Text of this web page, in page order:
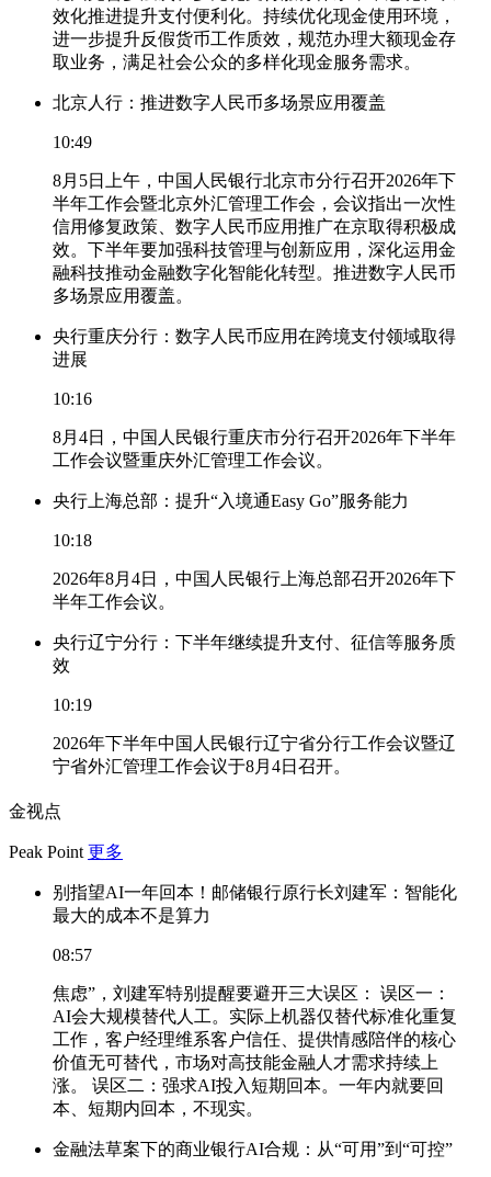
效化推进提升支付便利化。持续优化现金使用环境，
进一步提升反假货币工作质效，规范办理大额现金存
取业务，满足社会公众的多样化现金服务需求。
北京人行：推进数字人民币多场景应用覆盖
10:49
8月5日上午，中国人民银行北京市分行召开2026年下
半年工作会暨北京外汇管理工作会，会议指出一次性
信用修复政策、数字人民币应用推广在京取得积极成
效。下半年要加强科技管理与创新应用，深化运用金
融科技推动金融数字化智能化转型。推进数字人民币
多场景应用覆盖。
央行重庆分行：数字人民币应用在跨境支付领域取得
进展
10:16
8月4日，中国人民银行重庆市分行召开2026年下半年
工作会议暨重庆外汇管理工作会议。
央行上海总部：提升“入境通Easy Go”服务能力
10:18
2026年8月4日，中国人民银行上海总部召开2026年下
半年工作会议。
央行辽宁分行：下半年继续提升支付、征信等服务质
效
10:19
2026年下半年中国人民银行辽宁省分行工作会议暨辽
宁省外汇管理工作会议于8月4日召开。
金视点
Peak Point 更多
别指望AI一年回本！邮储银行原行长刘建军：智能化
最大的成本不是算力
08:57
焦虑”，刘建军特别提醒要避开三大误区： 误区一：
AI会大规模替代人工。实际上机器仅替代标准化重复
工作，客户经理维系客户信任、提供情感陪伴的核心
价值无可替代，市场对高技能金融人才需求持续上
涨。 误区二：强求AI投入短期回本。一年内就要回
本、短期内回本，不现实。
金融法草案下的商业银行AI合规：从“可用”到“可控”